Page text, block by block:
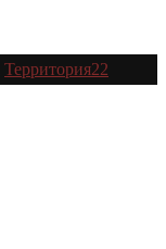
Территория22